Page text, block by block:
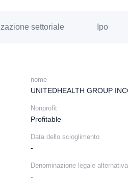
settoriale Ipo
nome
Nonprofit
Profitable
Data dello scioglimento
-
Denominazione legale
-